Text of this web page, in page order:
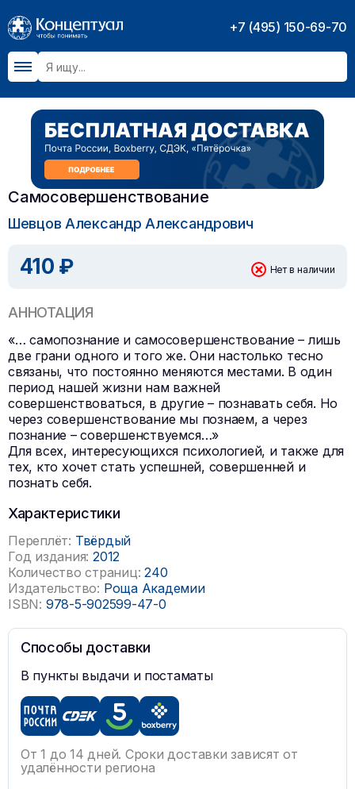
+7 (495) 150-69-70
Самосовершенствование
Шевцов Александр Александрович
410 ₽ Нет в наличии
АННОТАЦИЯ
«… самопознание и самосовершенствование – лишь
две грани одного и того же. Они настолько тесно
связаны, что постоянно меняются местами. В один
период нашей жизни нам важней
совершенствоваться, в другие – познавать себя. Но
через совершенствование мы познаем, а через
познание – совершенствуемся…»
Для всех, интересующихся психологией, и также для
тех, кто хочет стать успешней, совершенней и
познать себя.
Характеристики
Переплёт: Твёрдый
Год издания: 2012
Количество страниц: 240
Издательство: Роща Академии
ISBN: 978-5-902599-47-0
Способы доставки
В пункты выдачи и постаматы
От 1 до 14 дней. Сроки доставки зависят от
удалённости региона